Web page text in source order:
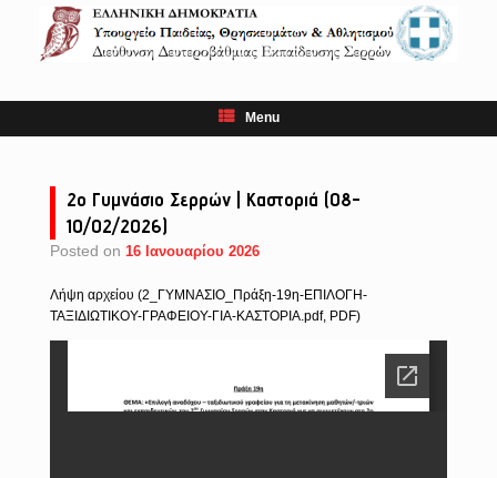
content
Menu
2ο Γυμνάσιο Σερρών | Καστοριά (08-
10/02/2026)
Posted on 16 Ιανουαρίου 2026
Λήψη αρχείου (2_ΓΥΜΝΑΣΙΟ_Πράξη-19η-ΕΠΙΛΟΓΗ-
ΤΑΞΙΔΙΩΤΙΚΟΥ-ΓΡΑΦΕΙΟΥ-ΓΙΑ-ΚΑΣΤΟΡΙΑ.pdf, PDF)